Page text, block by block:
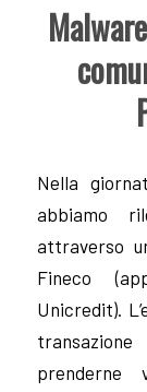
Nella
abbiamo
attraverso
Fineco
Unicredit).
prenderne